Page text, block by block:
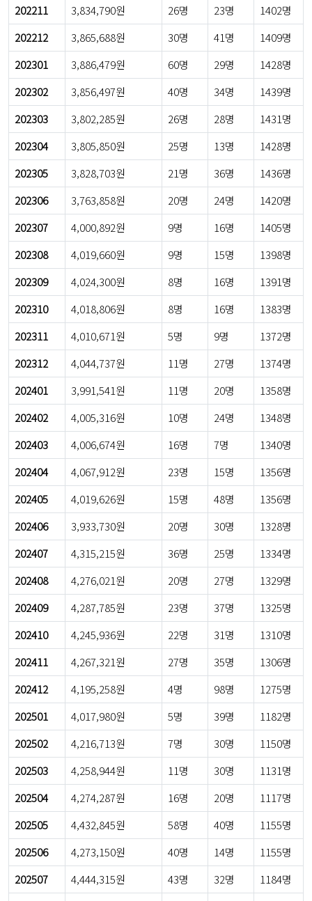
202211 3,834,790원 26명 23명
1402명
202212
3,865,688원 30명 41명
1409명
202301
3,886,479원 60명 29명
1428명
202302
3,856,497원 40명 34명
1439명
202303
3,802,285원 26명 28명
1431명
202304
3,805,850원 25명 13명
1428명
202305
3,828,703원 21명 36명
1436명
202306
3,763,858원 20명 24명
1420명
202307
4,000,892원 9명 16명
1405명
202308
4,019,660원 9명 15명
1398명
202309
4,024,300원 8명 16명
1391명
202310
4,018,806원 8명 16명
1383명
202311
4,010,671원 5명 9명
1372명
202312
4,044,737원 11명 27명
1374명
202401
3,991,541원 11명 20명
1358명
202402
4,005,316원 10명 24명
1348명
202403
4,006,674원 16명 7명
1340명
202404
4,067,912원 23명 15명
1356명
202405
4,019,626원 15명 48명
1356명
202406
3,933,730원 20명 30명
1328명
202407
4,315,215원 36명 25명
1334명
202408
4,276,021원 20명 27명
1329명
202409
4,287,785원 23명 37명
1325명
202410
4,245,936원 22명 31명
1310명
202411
4,267,321원 27명 35명
1306명
202412
4,195,258원 4명 98명
1275명
202501
4,017,980원 5명 39명
1182명
202502
4,216,713원 7명 30명
1150명
202503
4,258,944원 11명 30명
1131명
202504
4,274,287원 16명 20명
1117명
202505
4,432,845원 58명 40명
1155명
202506
4,273,150원 40명 14명
1155명
202507
4,444,315원 43명 32명
1184명